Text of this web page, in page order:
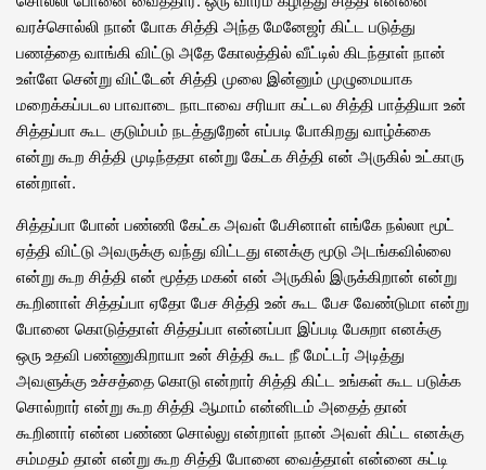
வரச்சொல்லி நான் போக சித்தி அந்த மேனேஜர் கிட்ட படுத்து
பணத்தை வாங்கி விட்டு அதே கோலத்தில் வீட்டில் கிடந்தாள் நான்
உள்ளே சென்று விட்டேன் சித்தி முலை இன்னும் முழுமையாக
மறைக்கப்படல பாவாடை நாடாவை சரியா கட்டல சித்தி பாத்தியா உன்
சித்தப்பா கூட குடும்பம் நடத்துறேன் எப்படி போகிறது வாழ்க்கை
என்று கூற சித்தி முடிந்ததா என்று கேட்க சித்தி என் அருகில் உட்காரு
என்றாள்.
சித்தப்பா போன் பண்ணி கேட்க அவள் பேசினாள் எங்கே நல்லா மூட்
ஏத்தி விட்டு அவருக்கு வந்து விட்டது எனக்கு மூடு அடங்கவில்லை
என்று கூற சித்தி என் மூத்த மகன் என் அருகில் இருக்கிறான் என்று
கூறினாள் சித்தப்பா ஏதோ பேச சித்தி உன் கூட பேச வேண்டுமா என்று
போனை கொடுத்தாள் சித்தப்பா என்னப்பா இப்படி பேசுறா எனக்கு
ஒரு உதவி பண்ணுகிறாயா உன் சித்தி கூட நீ மேட்டர் அடித்து
அவளுக்கு உச்சத்தை கொடு என்றார் சித்தி கிட்ட உங்கள் கூட படுக்க
சொல்றார் என்று கூற சித்தி ஆமாம் என்னிடம் அதைத் தான்
கூறினார் என்ன பண்ண சொல்லு என்றாள் நான் அவள் கிட்ட எனக்கு
சம்மதம் தான் என்று கூற சித்தி போனை வைத்தாள் என்னை கட்டி